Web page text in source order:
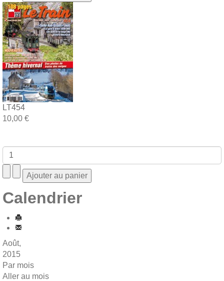
LT454
10,00 €
Calendrier
Août,
2015
Par mois
Aller au mois